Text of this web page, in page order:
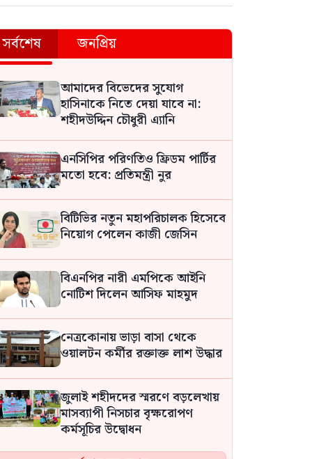
সর্বশেষ জনপ্রিয়
আমাদের বিভেদের সুযোগ
হাসিনাকে নিতে দেয়া যাবে না:
শহীদউদ্দিন চৌধুরী এ্যানি
এনসিপির পরিণতিও ফ্রিডম পার্টির
মতো হবে: প্রতিমন্ত্রী নুর
বিটিভির নতুন মহাপরিচালক হিসেবে
নিয়োগ পেলেন কাজী জেসিন
বিএনপির নারী এমপিকে আইনি
নোটিশ দিলেন আসিফ মাহমুদ
নেত্রকোনায় ভাড়া বাসা থেকে
ওয়ালটন কর্মীর রক্তাক্ত লাশ উদ্ধার
জুলাই শহীদদের স্মরণে বড়লেখায়
মাসব্যাপী নিসচার বৃক্ষরোপণ
কর্মসূচির উদ্বোধন